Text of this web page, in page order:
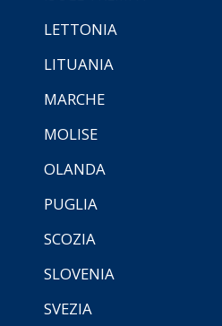
LETTONIA
LITUANIA
MARCHE
MOLISE
OLANDA
PUGLIA
SCOZIA
SLOVENIA
SVEZIA